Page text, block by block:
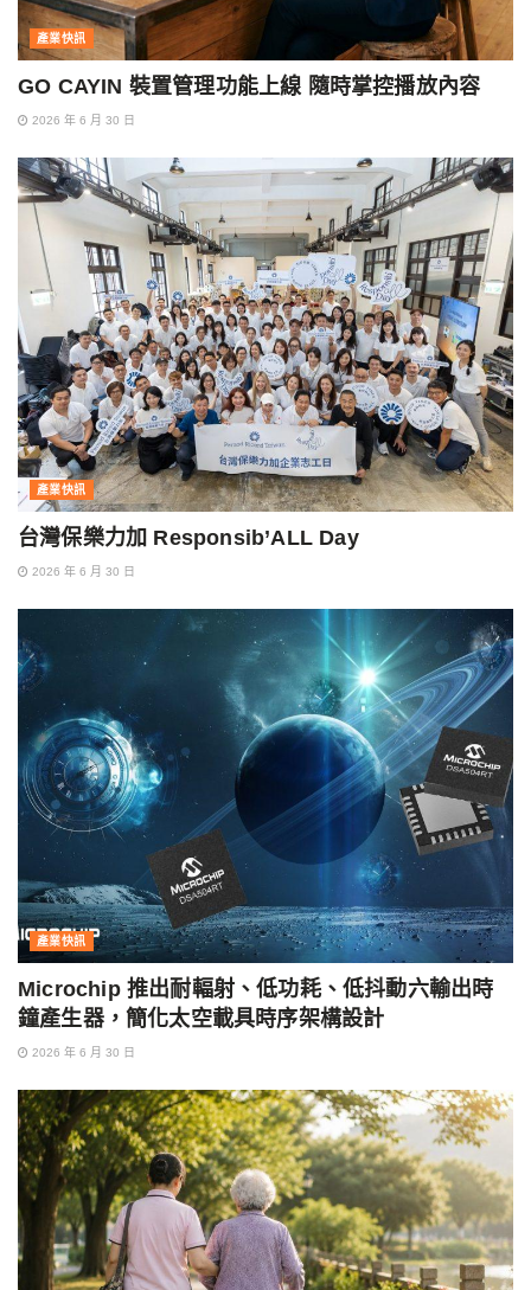
產業快訊
GO CAYIN 裝置管理功能上線 隨時掌控播放內容
2026 年 6 月 30 日
產業快訊
台灣保樂力加 Responsib’ALL Day
2026 年 6 月 30 日
產業快訊
Microchip 推出耐輻射、低功耗、低抖動六輸出時
鐘產生器，簡化太空載具時序架構設計
2026 年 6 月 30 日